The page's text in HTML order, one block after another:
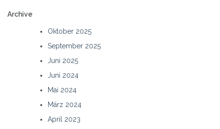
Archive
Oktober 2025
September 2025
Juni 2025
Juni 2024
Mai 2024
März 2024
April 2023